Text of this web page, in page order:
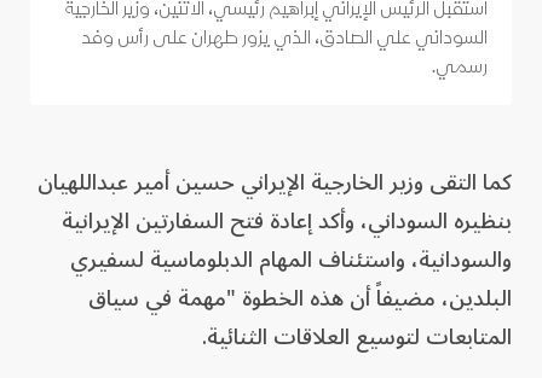
استقبل الرئيس الإيراني إبراهيم رئيسي، الاثنين، وزير الخارجية
السوداني علي الصادق، الذي يزور طهران على رأس وفد
رسمي.
كما التقى وزير الخارجية الإيراني حسين أمير عبداللهيان
بنظيره السوداني، وأكد إعادة فتح السفارتين الإيرانية
والسودانية، واستئناف المهام الدبلوماسية لسفيري
البلدين، مضيفاً أن هذه الخطوة "مهمة في سياق
المتابعات لتوسيع العلاقات الثنائية.